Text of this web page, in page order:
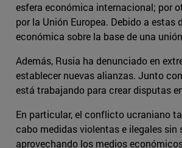
esfera económica internacional; por
por la Unión Europea. Debido a
económica sobre la base de una
Además, Rusia ha denunciado en
establecer nuevas alianzas. Junto
está trabajando para crear disputas
En particular, el conflicto ucraniano
cabo medidas violentas e ilegales sin
aprovechando los medios